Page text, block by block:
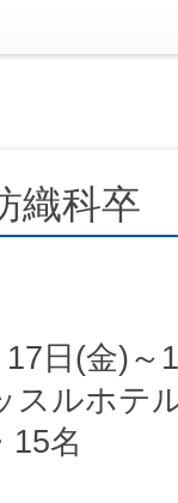
織科卒
日(金)～
ルホテ
名